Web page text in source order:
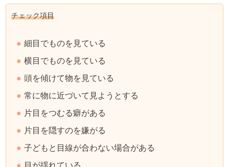
チェック項目
細目でものを見ている
横目でものを見ている
頭を傾けて物を見ている
常に物に近づいて見ようとする
片目をつむる癖がある
片目を隠すのを嫌がる
子どもと目線が合わない場合がある
目が揺れている